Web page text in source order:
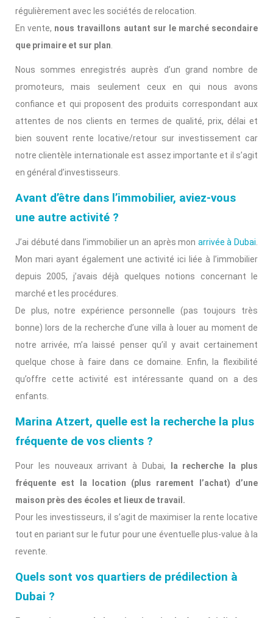
régulièrement avec les sociétés de relocation.
En vente, nous travaillons autant sur le marché secondaire
que primaire et sur plan
Nous sommes enregistrés auprès d’un grand nombre de
promoteurs, mais seulement ceux en qui nous avons
confiance et qui proposent des produits correspondant aux
attentes de nos clients en termes de qualité, prix, délai et
bien souvent rente locative/retour sur investissement car
notre clientèle internationale est assez importante et il s’agit
en général d’investisseurs.
Avant d’être dans l’immobilier, aviez-vous
une autre activité ?
J’ai débuté dans l’immobilier un an après mon arrivée à Dubai
Mon mari ayant également une activité ici liée à l’immobilier
depuis 2005, j’avais déjà quelques notions concernant le
marché et les procédures.
De plus, notre expérience personnelle (pas toujours très
bonne) lors de la recherche d’une villa à louer au moment de
notre arrivée, m’a laissé penser qu’il y avait certainement
quelque chose à faire dans ce domaine. Enfin, la flexibilité
qu’offre cette activité est intéressante quand on a des
enfants.
Marina Atzert, quelle est la recherche la plus
fréquente de vos clients ?
Pour les nouveaux arrivant à Dubai,
la recherche la plus
fréquente est la location (plus rarement l’achat) d’une
maison près des écoles et lieux de travail.
Pour les investisseurs, il s’agit de maximiser la rente locative
tout en pariant sur le futur pour une éventuelle plus-value à la
revente.
Quels sont vos quartiers de prédilection à
Dubai ?